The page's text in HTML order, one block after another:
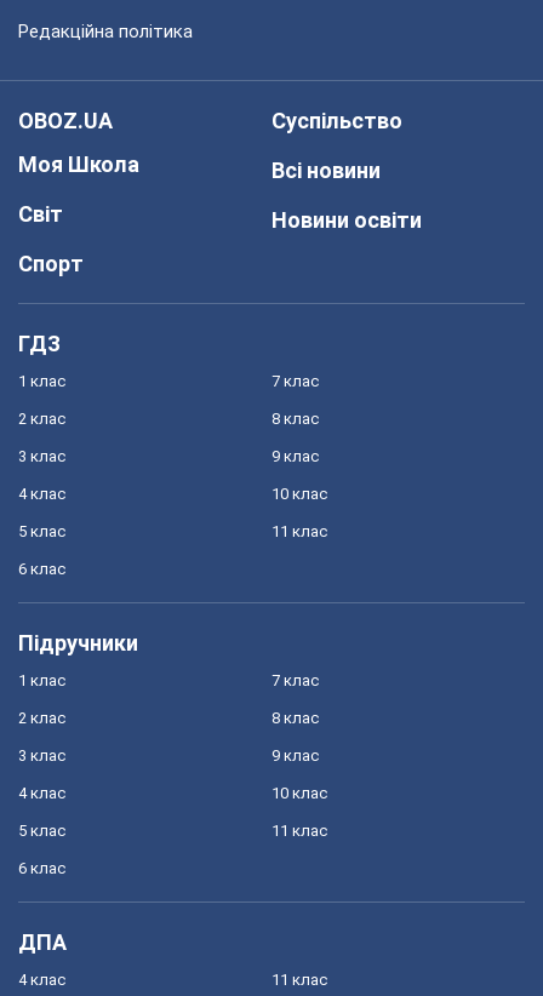
Редакційна політика
OBOZ.UA
Моя Школа
Світ
Спорт
Суспільство
Всі новини
Новини освіти
ГДЗ
1 клас
2 клас
3 клас
4 клас
5 клас
6 клас
7 клас
8 клас
9 клас
10 клас
11 клас
Підручники
1 клас
2 клас
3 клас
4 клас
5 клас
6 клас
7 клас
8 клас
9 клас
10 клас
11 клас
ДПА
4 клас 11 клас